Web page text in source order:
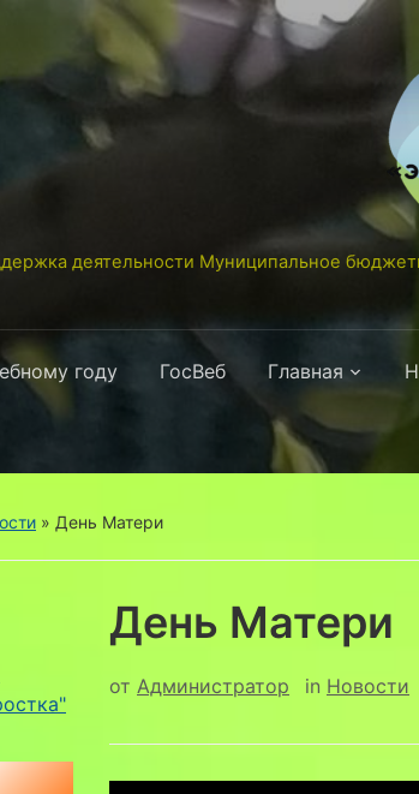
деятельности Муниципальное
году ГосВеб Главная
» День Матери
День Матери
от Администратор in Новости